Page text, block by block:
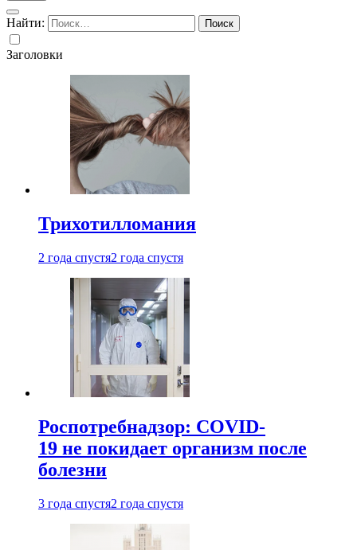
Найти:
Заголовки
Трихотилломания
2 года спустя2 года спустя
Роспотребнадзор: COVID-
19 не покидает организм после
болезни
3 года спустя2 года спустя